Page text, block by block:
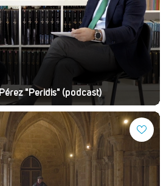
"Peridis" (podcast)